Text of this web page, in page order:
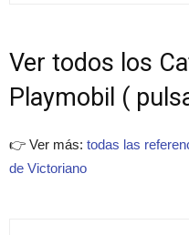
Ver todos los
Playmobil (
👉 Ver más: todas las
de Victoriano